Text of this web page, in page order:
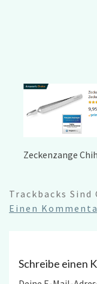
Zeckenzange
Trackbacks Sind
Einen
Schreibe einen